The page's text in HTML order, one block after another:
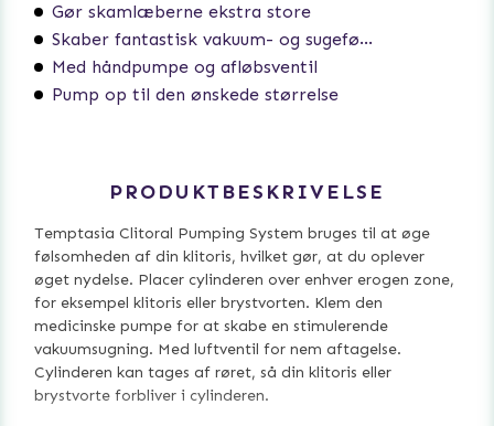
Gør skamlæberne ekstra store
Skaber fantastisk vakuum- og sugefølelse
Med håndpumpe og afløbsventil
Pump op til den ønskede størrelse
PRODUKTBESKRIVELSE
Temptasia Clitoral Pumping System bruges til at øge
følsomheden af ​​din klitoris, hvilket gør, at du oplever
øget nydelse. Placer cylinderen over enhver erogen zone,
for eksempel klitoris eller brystvorten. Klem den
medicinske pumpe for at skabe en stimulerende
vakuumsugning. Med luftventil for nem aftagelse.
Cylinderen kan tages af røret, så din klitoris eller
brystvorte forbliver i cylinderen.